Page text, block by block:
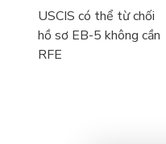
USCIS có thể từ chối
hồ sơ EB-5 không cần
RFE